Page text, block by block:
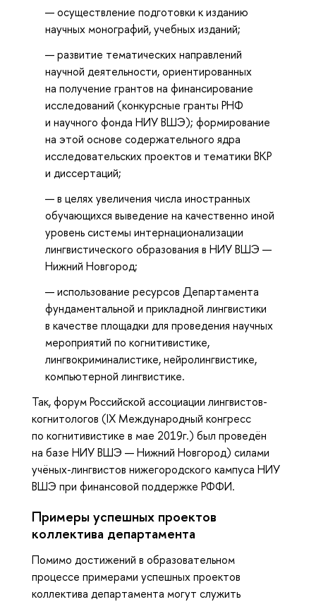
осуществление подготовки к изданию
научных монографий, учебных изданий;
развитие тематических направлений
научной деятельности, ориентированных
на получение грантов на финансирование
исследований (конкурсные гранты РНФ
и научного фонда НИУ ВШЭ); формирование
на этой основе содержательного ядра
исследовательских проектов и тематики ВКР
и диссертаций;
в целях увеличения числа иностранных
обучающихся выведение на качественно иной
уровень системы интернационализации
лингвистического образования в НИУ ВШЭ —
Нижний Новгород;
использование ресурсов Департамента
фундаментальной и прикладной лингвистики
в качестве площадки для проведения научных
мероприятий по когнитивистике,
лингвокриминалистике, нейролингвистике,
компьютерной лингвистике.
Так, форум Российской ассоциации лингвистов-
когнитологов (IX Международный конгресс
по когнитивистике в мае 2019г.) был проведён
на базе НИУ ВШЭ — Нижний Новгород) силами
учёных-лингвистов нижегородского кампуса НИУ
ВШЭ при финансовой поддержке РФФИ.
Примеры успешных проектов
коллектива департамента
Помимо достижений в образовательном
процессе примерами успешных проектов
коллектива департамента могут служить